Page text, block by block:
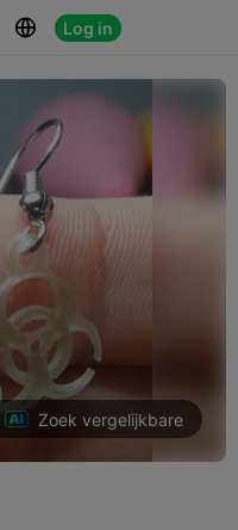
 Log in
 
Zoek vergelijkbare